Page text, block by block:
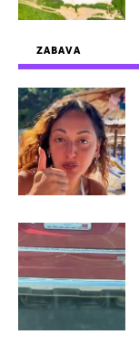
ZABAVA